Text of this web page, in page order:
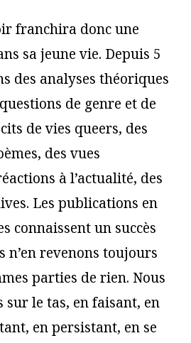
franchira donc une
sa jeune vie. Depuis 5
des analyses théoriques
de genre et de
de vies queers, des
des vues
à l’actualité, des
Les publications en
connaissent un succès
n’en revenons toujours
parties de rien. Nous
le tas, en faisant, en
en persistant, en se